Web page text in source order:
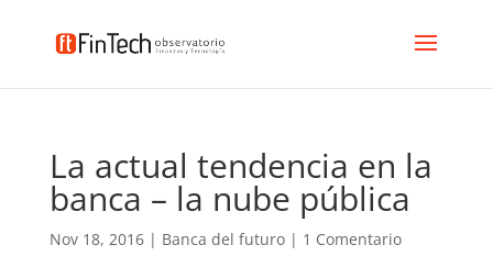
La actual tendencia en la
banca – la nube pública
Nov 18, 2016| Banca del futuro| 1 Comentario